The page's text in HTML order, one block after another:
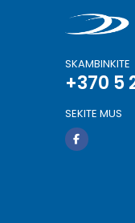
SKAMBINKITE
+370 5
SEKITE MUS